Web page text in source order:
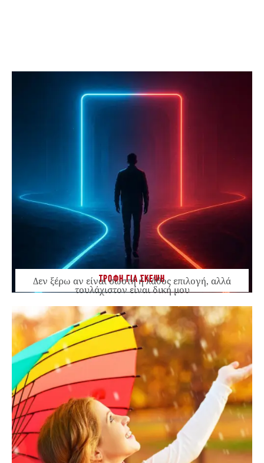
ΤΡΟΦΗ ΓΙΑ ΣΚΕΨΗ
Δεν ξέρω αν είναι σωστή ή λάθος επιλογή, αλλά
τουλάχιστον είναι δική μου